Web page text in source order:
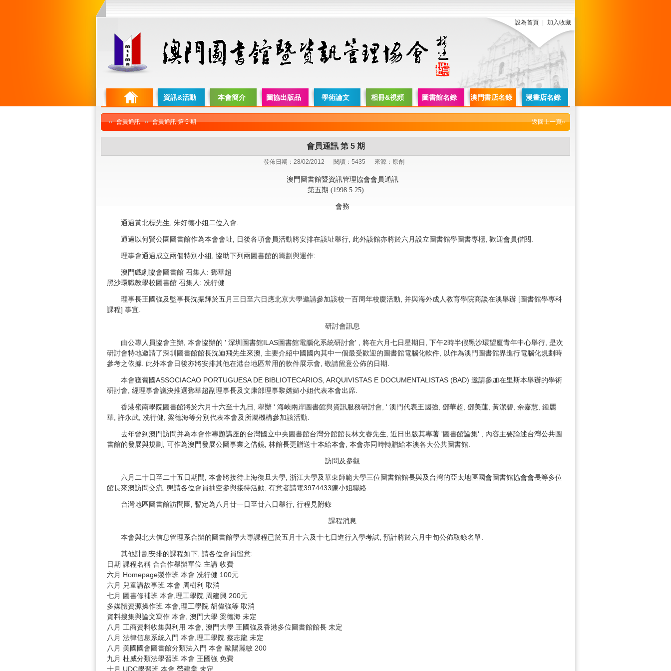
設為首頁 加入收藏
資訊&活動 本會簡介 圖協出版品 學術論文 相冊&視頻 圖書館名錄 澳門書店名錄 漫畫店名錄
›› 會員通訊 ›› 會員通訊 第 5 期 返回上一頁»
會員通訊 第 5 期
發佈日期：28/02/2012 閱讀：5435 來源：原創
澳門圖書館暨資訊管理協會會員通訊
第五期 (1998.5.25)
會務
通過黃北標先生, 朱好德小姐二位入會.
通過以何賢公園圖書館作為本會會址, 日後各項會員活動將安排在該址舉行, 此外該館亦將於六月設立圖書館學圖書專櫃, 歡迎會員借閱.
理事會通過成立兩個特別小組, 協助下列兩圖書館的籌劃與運作:
澳門戲劇協會圖書館 召集人: 鄧華超
黑沙環職教學校圖書館 召集人: 冼行健
理事長王國強及監事長沈振輝於五月三日至六日應北京大學邀請參加該校一百周年校慶活動, 并與海外成人教育學院商談在澳舉辦 [圖書館學專科
課程] 事宜.
研討會訊息
由公專人員協會主辦, 本會協辦的 ' 深圳圖書館ILAS圖書館電腦化系統研討會' , 將在六月七日星期日, 下午2時半假黑沙環望廈青年中心舉行, 是次
研討會特地邀請了深圳圖書館館長沈迪飛先生來澳, 主要介紹中國國內其中一個最受歡迎的圖書館電腦化軟件, 以作為澳門圖書館界進行電腦化規劃時
參考之依據. 此外本會日後亦將安排其他在港台地區常用的軟件展示會, 敬請留意公佈的日期.
本會獲葡國ASSOCIACAO PORTUGUESA DE BIBLIOTECARIOS, ARQUIVISTAS E DOCUMENTALISTAS (BAD) 邀請參加在里斯本舉辦的學術
研討會, 經理事會議決推選鄧華超副理事長及文康部理事黎嫦媚小姐代表本會出席.
香港嶺南學院圖書館將於六月十六至十九日, 舉辦 ' 海峽兩岸圖書館與資訊服務研討會, ' 澳門代表王國強, 鄧華超, 鄧美蓮, 黃潔碧, 余嘉慧, 鍾麗
華, 許永武, 冼行健, 梁德海等分別代表本會及所屬機構參加該活動.
去年曾到澳門訪問并為本會作專題講座的台灣國立中央圖書館台灣分館館長林文睿先生, 近日出版其專著 '圖書館論集' , 內容主要論述台灣公共圖
書館的發展與規劃, 可作為澳門發展公圖事業之借鏡, 林館長更贈送十本給本會, 本會亦同時轉贈給本澳各大公共圖書館.
訪問及參觀
六月二十日至二十五日期間, 本會將接待上海復旦大學, 浙江大學及華東師範大學三位圖書館館長與及台灣的亞太地區國會圖書館協會會長等多位
館長來澳訪問交流, 懇請各位會員抽空參與接待活動, 有意者請電3974433陳小姐聯絡.
台灣地區圖書館訪問團, 暫定為八月廿一日至廿六日舉行, 行程見附錄
課程消息
本會與北大信息管理系合辦的圖書館學大專課程已於五月十六及十七日進行入學考試, 預計將於六月中旬公佈取錄名單.
其他計劃安排的課程如下, 請各位會員留意:
日期 課程名稱 合合作舉辦單位 主講 收費
六月 Homepage製作班 本會 冼行健 100元
六月 兒童講故事班 本會 周樹利 取消
七月 圖書修補班 本會,理工學院 周建興 200元
多媒體資源操作班 本會,理工學院 胡偉強等 取消
資料搜集與論文寫作 本會, 澳門大學 梁德海 未定
八月 工商資料收集與利用 本會, 澳門大學 王國強及香港多位圖書館館長 未定
八月 法律信息系統入門 本會,理工學院 蔡志龍 未定
八月 美國國會圖書館分類法入門 本會 歐陽麗敏 200
九月 杜威分類法學習班 本會 王國強 免費
十月 UDC學習班 本會 勞建業 未定